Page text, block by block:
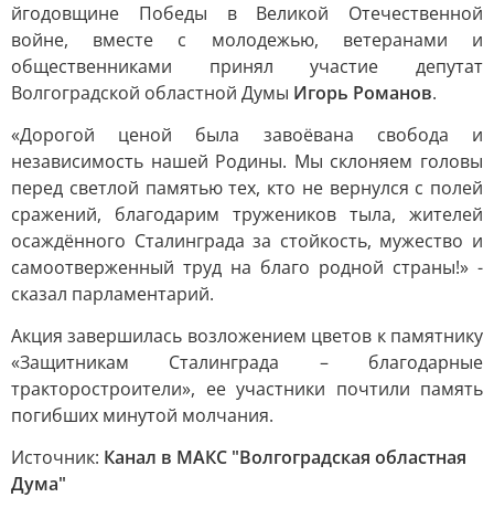
йгодовщине Победы в Великой Отечественной
войне, вместе с молодежью, ветеранами и
общественниками принял участие депутат
Волгоградской областной Думы Игорь Романов.
«Дорогой ценой была завоёвана свобода и
независимость нашей Родины. Мы склоняем головы
перед светлой памятью тех, кто не вернулся с полей
сражений, благодарим тружеников тыла, жителей
осаждённого Сталинграда за стойкость, мужество и
самоотверженный труд на благо родной страны!» -
сказал парламентарий.
Акция завершилась возложением цветов к памятнику
«Защитникам Сталинграда – благодарные
тракторостроители», ее участники почтили память
погибших минутой молчания.
Источник: Канал в МАКС "Волгоградская областная
Дума"